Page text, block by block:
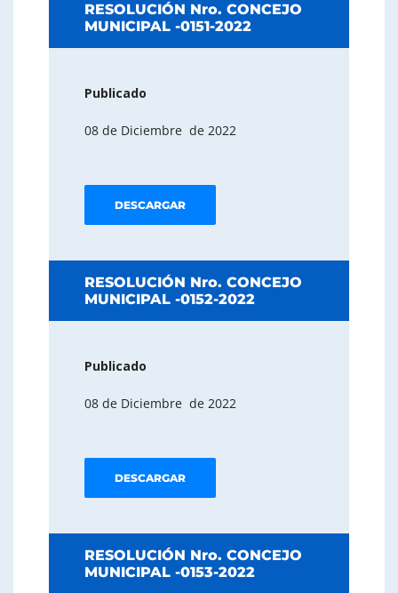
RESOLUCIÓN Nro. CONCEJO
MUNICIPAL -0151-2022
Publicado
08 de Diciembre de 2022
DESCARGAR
RESOLUCIÓN Nro. CONCEJO
MUNICIPAL -0152-2022
Publicado
08 de Diciembre de 2022
DESCARGAR
RESOLUCIÓN Nro. CONCEJO
MUNICIPAL -0153-2022